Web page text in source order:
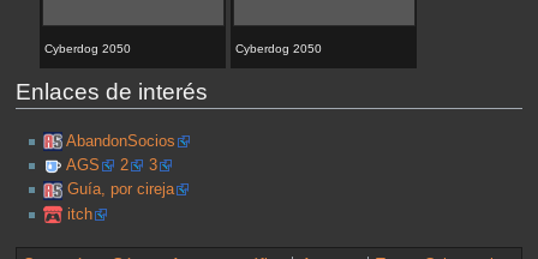
Cyberdog 2050 Cyberdog 2050
Enlaces de interés
AbandonSocios
AGS
2
3
Guía, por cireja
itch